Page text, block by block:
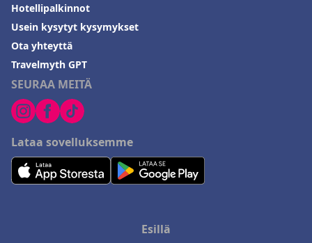
SEURAA MEITÄ
Lataa sovelluksemme
Hotellipalkinnot
Usein kysytyt kysymykset
Ota yhteyttä
Travelmyth GPT
Esillä